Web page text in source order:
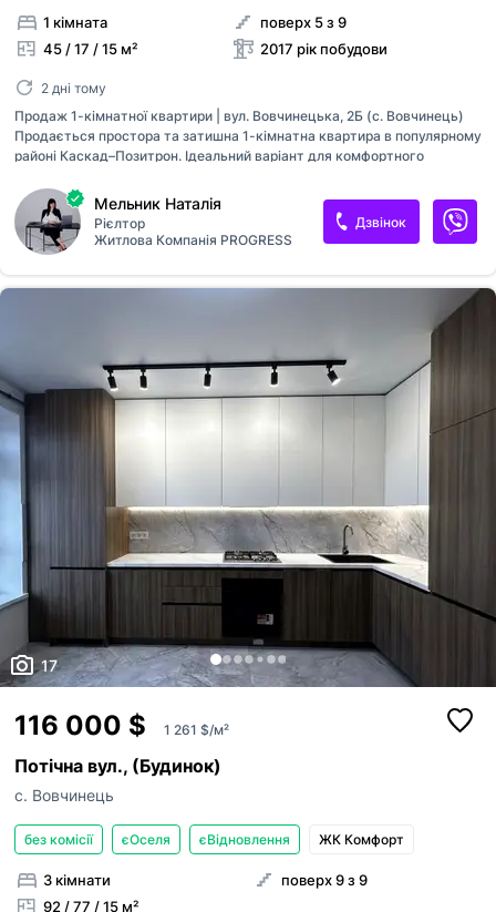
1 кімната
45 / 17 / 15 м²
поверх 5 з 9
2017 рік побудови
2 дні тому
Продаж 1-кімнатної квартири | вул. Вовчинецька, 2Б (с. Вовчинець)
Продається простора та затишна 1-кімнатна квартира в популярному
районі Каскад–Позитрон. Ідеальний варіант для комфортного
м² • Поверх — 5 • Документи — більше 3 років Стан квартири: •
Повністю омебльована та укомплектована технікою • Є кондиціонер
• Тепла підлога всюди, де плитка • Кімната розділена на спальню та
окрему кімнату • Закритий тамбур (користується тільки ця
квартира) У квартирі залишається все, окрім особистих речей та
— Каскад–Позитрон. Поруч є все необхідне для життя: • ТЦ «Арсен»...
Мельник Наталія
Рієлтор
Житлова Компанія PROGRESS
Дзвінок
17
116 000 $ 1 261 $/м²
Потічна вул., (Будинок)
с. Вовчинець
без комісії єОселя єВідновлення ЖК Комфорт
3 кімнати
92 / 77 / 15 м²
поверх 9 з 9